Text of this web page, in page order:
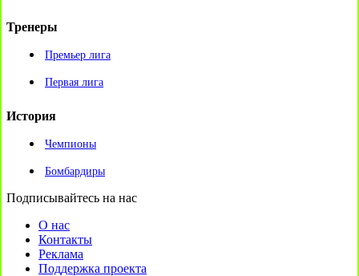
Тренеры
Премьер лига
Первая лига
История
Чемпионы
Бомбардиры
Подписывайтесь на нас
О нас
Контакты
Реклама
Поддержка проекта